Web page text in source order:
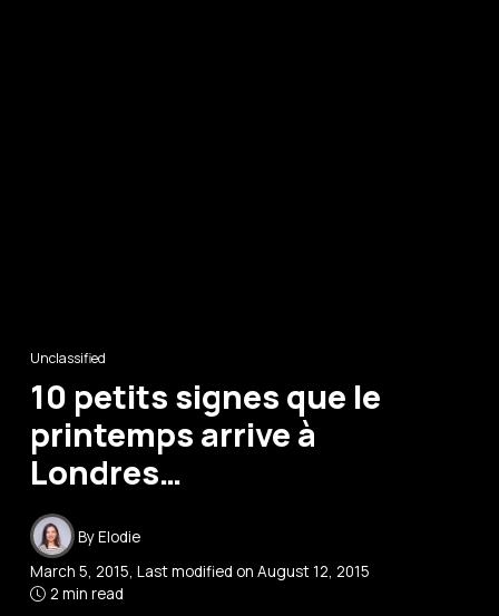
Unclassified
10 petits signes que le
printemps arrive à
Londres…
ByElodie
March 5, 2015, Last modified onAugust 12, 2015
2 min read